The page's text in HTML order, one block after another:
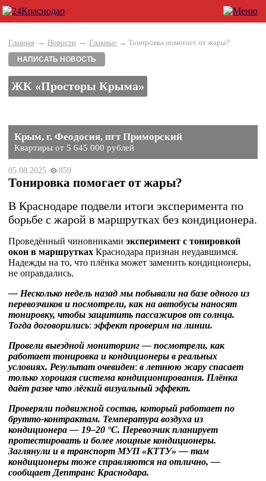
Главная → Новости → Главные → Тонировка помогает от жары?
НАПИСАТЬ НОВОСТЬ
ЖК «Просторы Крыма»
Крым, г. Феодосия, пгт Приморский
Квартиры от 5 645 000 рублей
05.08.2025 859
Тонировка помогает от жары?
В Краснодаре подвели итоги эксперимента по
борьбе с жарой в маршрутках без кондиционера.
Проведённый чиновниками эксперимент с тонировкой
окон в маршрутках Краснодара признан неудавшимся.
Надежды на то, что плёнка может заменить кондиционеры,
не оправдались.
— Несколько недель назад мы побывали на базе одного из
перевозчиков и посмотрели, как на автобусы наносят
тонировку, чтобы защитить пассажиров от солнца.
Тогда договорились:эффект проверим на линии.
Провели выездной мониторинг— посмотрели, как
работает тонировка и кондиционеры в реальных
условиях. Результат очевиден: в летнюю жару спасает
только хорошая система кондиционирования. Плёнка
даёт разве что лёгкий визуальный эффект.
Проверяли подвижной состав, который работает по
брутто-контрактам. Температура воздуха из
кондиционера— 19–20 °C. Перевозчик планирует
протестировать и более мощные кондиционеры.
Заглянули и в транспорт МУП«КТТУ» — там
кондиционеры тоже справляются на отлично, —
сообщает Дептранс Краснодара.